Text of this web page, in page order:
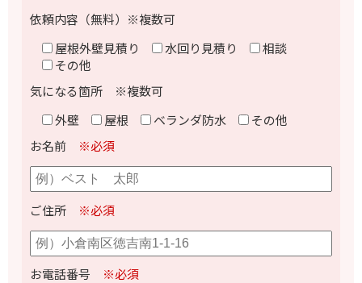
依頼内容（無料）※複数可
屋根外壁見積り
水回り見積り
相談
その他
気になる箇所 ※複数可
外壁
屋根 ベランダ防水
その他
お名前 ※必須
ご住所 ※必須
お電話番号 ※必須